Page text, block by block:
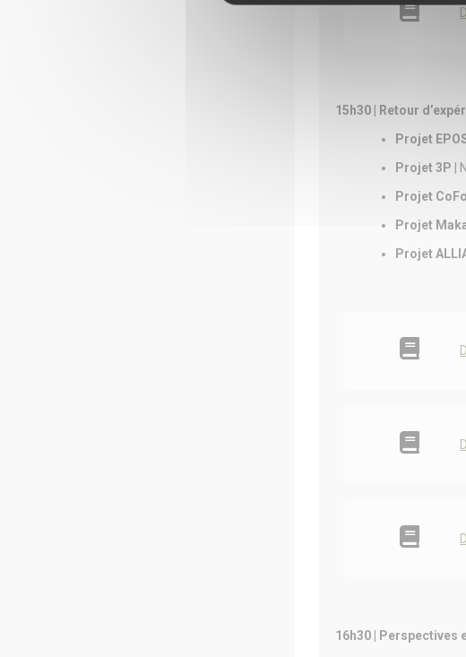
15h30 | Retour
Projet
Projet 3P |
Projet
Projet
Projet
16h30 | Perspectives